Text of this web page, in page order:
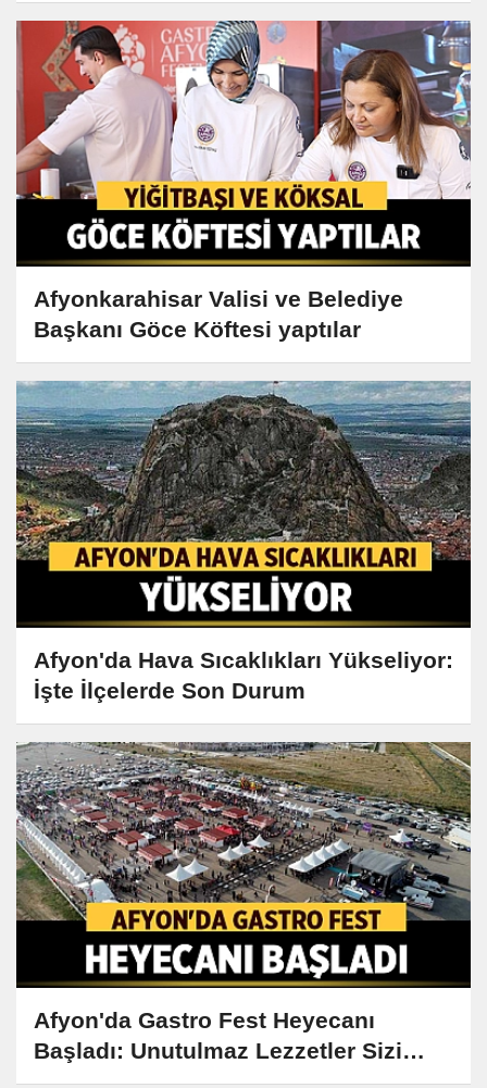
Afyonkarahisar Valisi ve Belediye
Başkanı Göce Köftesi yaptılar
Afyon'da Hava Sıcaklıkları Yükseliyor:
İşte İlçelerde Son Durum
Afyon'da Gastro Fest Heyecanı
Başladı: Unutulmaz Lezzetler Sizi
Bekliyor!